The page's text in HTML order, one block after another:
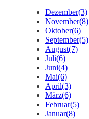
Dezember(3)
November(8)
Oktober(6)
September(5)
August(7)
Juli(6)
Juni(4)
Mai(6)
April(3)
März(6)
Februar(5)
Januar(8)